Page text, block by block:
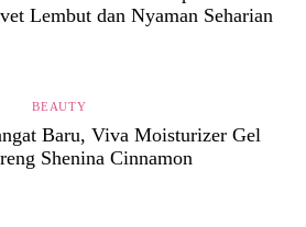
Lembut dan Nyaman Seharian
BEAUTY
Baru, Viva Moisturizer Gel
Shenina Cinnamon